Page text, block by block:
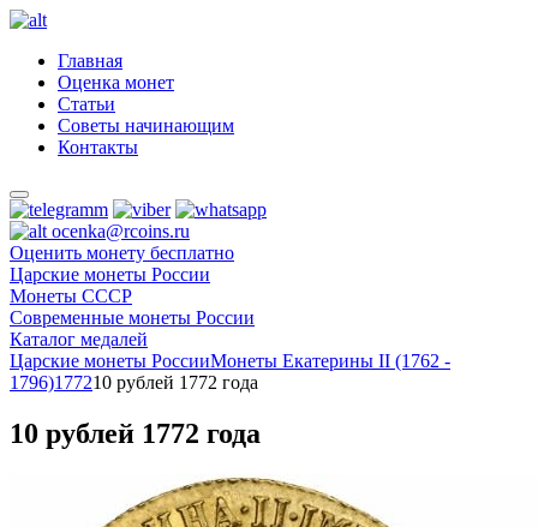
Главная
Оценка монет
Статьи
Советы начинающим
Контакты
ocenka@rcoins.ru
Оценить монету бесплатно
Царские монеты России
Монеты СССР
Современные монеты России
Каталог медалей
Царские монеты РоссииМонеты Екатерины II (1762 -
1796)177210 рублей 1772 года
10 рублей 1772 года